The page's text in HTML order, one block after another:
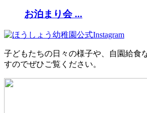
お泊まり会 ...
子どもたちの日々の様子や、自園給食
すのでぜひご覧ください。